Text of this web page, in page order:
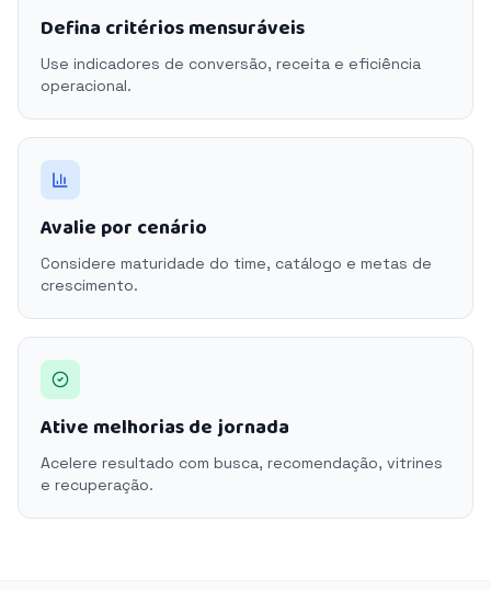
Defina critérios mensuráveis
Use indicadores de conversão, receita e eficiência
operacional.
Avalie por cenário
Considere maturidade do time, catálogo e metas de
crescimento.
Ative melhorias de jornada
Acelere resultado com busca, recomendação, vitrines
e recuperação.